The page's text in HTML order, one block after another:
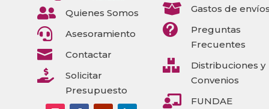
 Quienes Somos
 Asesoramiento
 Contactar

Solicitar
Presupuesto
 Gastos de

Preguntas
Frecuentes

Distribuciones y
Convenios
 FUNDAE